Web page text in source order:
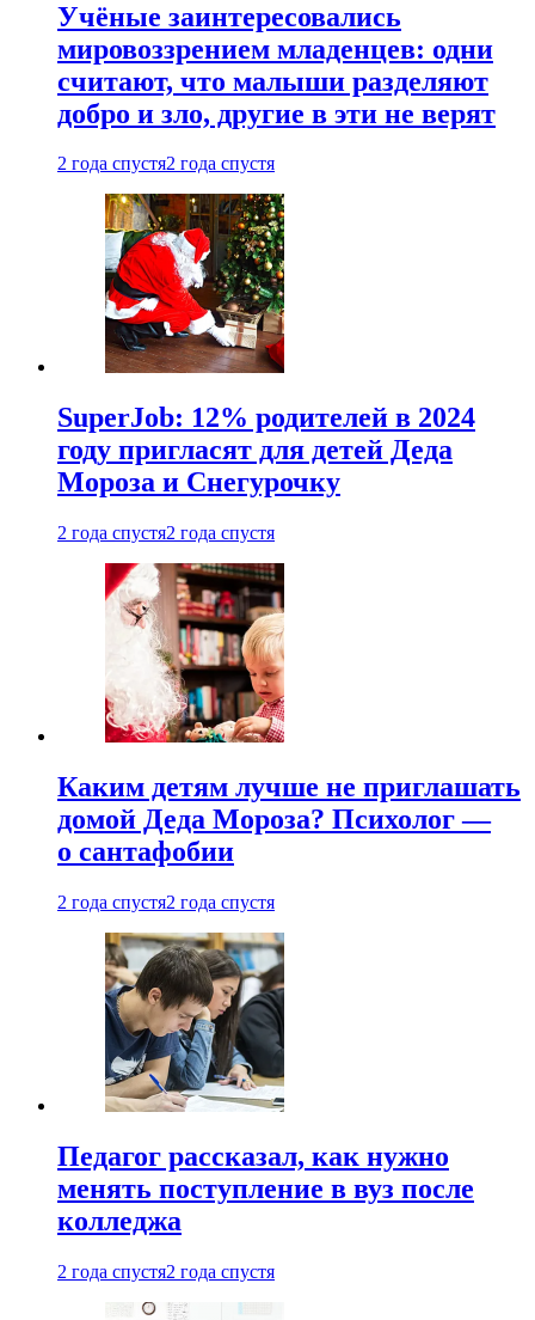
Учёные заинтересовались
мировоззрением младенцев: одни
считают, что малыши разделяют
добро и зло, другие в эти не верят
2 года спустя2 года спустя
SuperJob: 12% родителей в 2024
году пригласят для детей Деда
Мороза и Снегурочку
2 года спустя2 года спустя
Каким детям лучше не приглашать
домой Деда Мороза? Психолог —
о сантафобии
2 года спустя2 года спустя
Педагог рассказал, как нужно
менять поступление в вуз после
колледжа
2 года спустя2 года спустя